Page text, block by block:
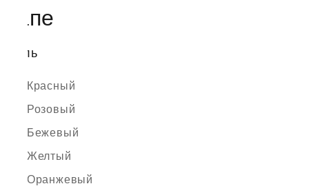
Папе
Стиль
Красный
Розовый
Бежевый
Желтый
Оранжевый